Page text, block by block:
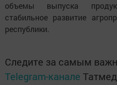
объемы выпуска
стабильное развитие
республики.
Следите за самым
Telegram-канале